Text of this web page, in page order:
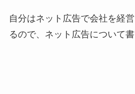
自分はネット広告で会社を経
るので、ネット広告について書